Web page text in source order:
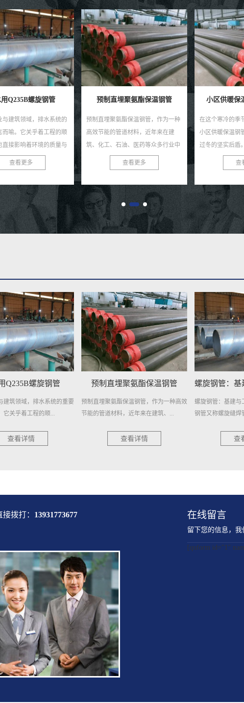
Q235B螺旋钢管
与建筑领域，排水系统的
而喻。它关乎着工程的顺
直接影响着环境的质量与
多排水管材中，Q235B螺
独特的优势，...
查看更多
预制直埋聚氨酯保温钢管
预制直埋聚氨酯保温钢管，作为一种
高效节能的管道材料，近年来在建
筑、化工、石油、医药等众多行业中
得到了广泛应用。这种钢管不仅具有
良好的保温性能，还具有优...
查看更多
小区供暖保
在这个寒冷的季
小区供暖保温钢
过冬的坚实后盾
的佼佼者，致
高性能的供暖保
查
Q235B螺旋钢管
建筑领域，排水系统的重要
它关乎着工程的顺...
查看详情
预制直埋聚氨酯保温钢管
预制直埋聚氨酯保温钢管，作为一种高效
节能的管道材料，近年来在建筑、...
查看详情
螺旋钢管：基建与
钢管又称螺旋缝焊
查
拨打： 13931773677 在线留言
留下您的信息，
[quform id="1"